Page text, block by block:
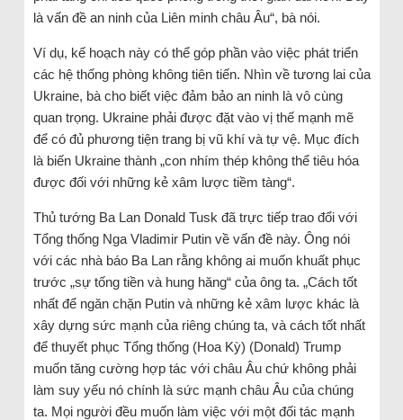
là vấn đề an ninh của Liên minh châu Âu“, bà nói.
Ví dụ, kế hoạch này có thể góp phần vào việc phát triển
các hệ thống phòng không tiên tiến. Nhìn về tương lai của
Ukraine, bà cho biết việc đảm bảo an ninh là vô cùng
quan trọng. Ukraine phải được đặt vào vị thế mạnh mẽ
để có đủ phương tiện trang bị vũ khí và tự vệ. Mục đích
là biến Ukraine thành „con nhím thép không thể tiêu hóa
được đối với những kẻ xâm lược tiềm tàng“.
Thủ tướng Ba Lan Donald Tusk đã trực tiếp trao đổi với
Tổng thống Nga Vladimir Putin về vấn đề này. Ông nói
với các nhà báo Ba Lan rằng không ai muốn khuất phục
trước „sự tống tiền và hung hăng“ của ông ta. „Cách tốt
nhất để ngăn chặn Putin và những kẻ xâm lược khác là
xây dựng sức mạnh của riêng chúng ta, và cách tốt nhất
để thuyết phục Tổng thống (Hoa Kỳ) (Donald) Trump
muốn tăng cường hợp tác với châu Âu chứ không phải
làm suy yếu nó chính là sức mạnh châu Âu của chúng
ta. Mọi người đều muốn làm việc với một đối tác mạnh